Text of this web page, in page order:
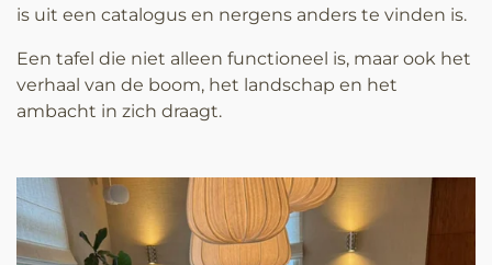
is uit een catalogus en nergens anders te vinden is.
Een tafel die niet alleen functioneel is, maar ook het
verhaal van de boom, het landschap en het
ambacht in zich draagt.